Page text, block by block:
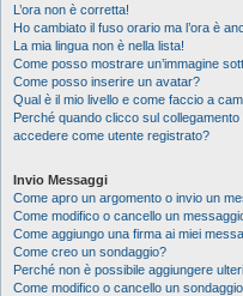
L’ora non è corretta!
Ho cambiato il fuso orario ma l’ora è
La mia lingua non è nella lista!
Come posso mostrare un’immagine
Come posso inserire un avatar?
Qual è il mio livello e come faccio a
Perché quando clicco sul
accedere come utente registrato?
Invio Messaggi
Come apro un argomento o invio un
Come modifico o cancello un
Come aggiungo una firma ai miei
Come creo un sondaggio?
Perché non è possibile aggiungere
Come modifico o cancello un